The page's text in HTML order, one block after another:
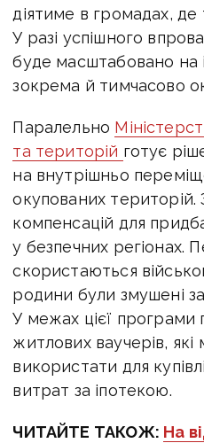
діятиме в громадах, де
У разі успішного
буде масштабовано на
зокрема й тимчасово
Паралельно
та територій готує
на внутрішньо
окупованих
компенсацій для
у безпечних регіонах.
скористаються
родини були змушені
У межах цієї програми
житлових ваучерів,
використати для
витрат за іпотекою.
ЧИТАЙТЕ ТАКОЖ: На